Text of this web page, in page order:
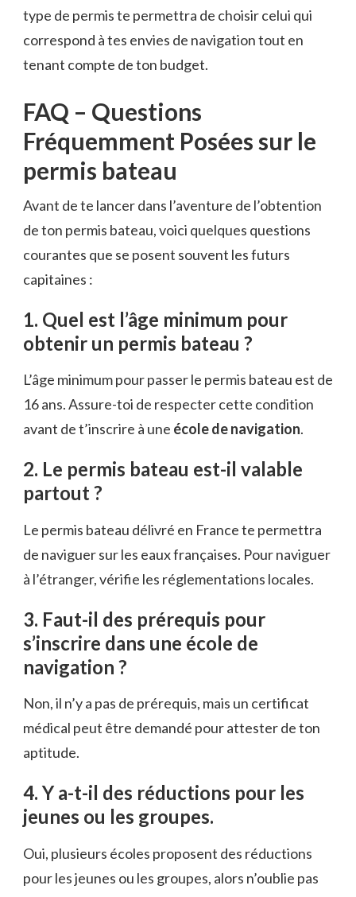
type de permis te permettra de choisir celui qui
correspond à tes envies de navigation tout en
tenant compte de ton budget.
FAQ – Questions
Fréquemment Posées sur le
permis bateau
Avant de te lancer dans l’aventure de l’obtention
de ton permis bateau, voici quelques questions
courantes que se posent souvent les futurs
capitaines :
1. Quel est l’âge minimum pour
obtenir un permis bateau ?
L’âge minimum pour passer le permis bateau est de
16 ans. Assure-toi de respecter cette condition
avant de t’inscrire à une école de navigation.
2. Le permis bateau est-il valable
partout ?
Le permis bateau délivré en France te permettra
de naviguer sur les eaux françaises. Pour naviguer
à l’étranger, vérifie les réglementations locales.
3. Faut-il des prérequis pour
s’inscrire dans une école de
navigation ?
Non, il n’y a pas de prérequis, mais un certificat
médical peut être demandé pour attester de ton
aptitude.
4. Y a-t-il des réductions pour les
jeunes ou les groupes.
Oui, plusieurs écoles proposent des réductions
pour les jeunes ou les groupes, alors n’oublie pas